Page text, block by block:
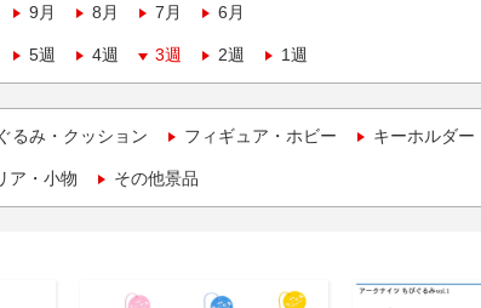
9月 8月 7月 6月
5週 4週 3週 2週 1週
るみ・クッション フィギュア・ホビー キーホルダー
ア・小物 その他景品